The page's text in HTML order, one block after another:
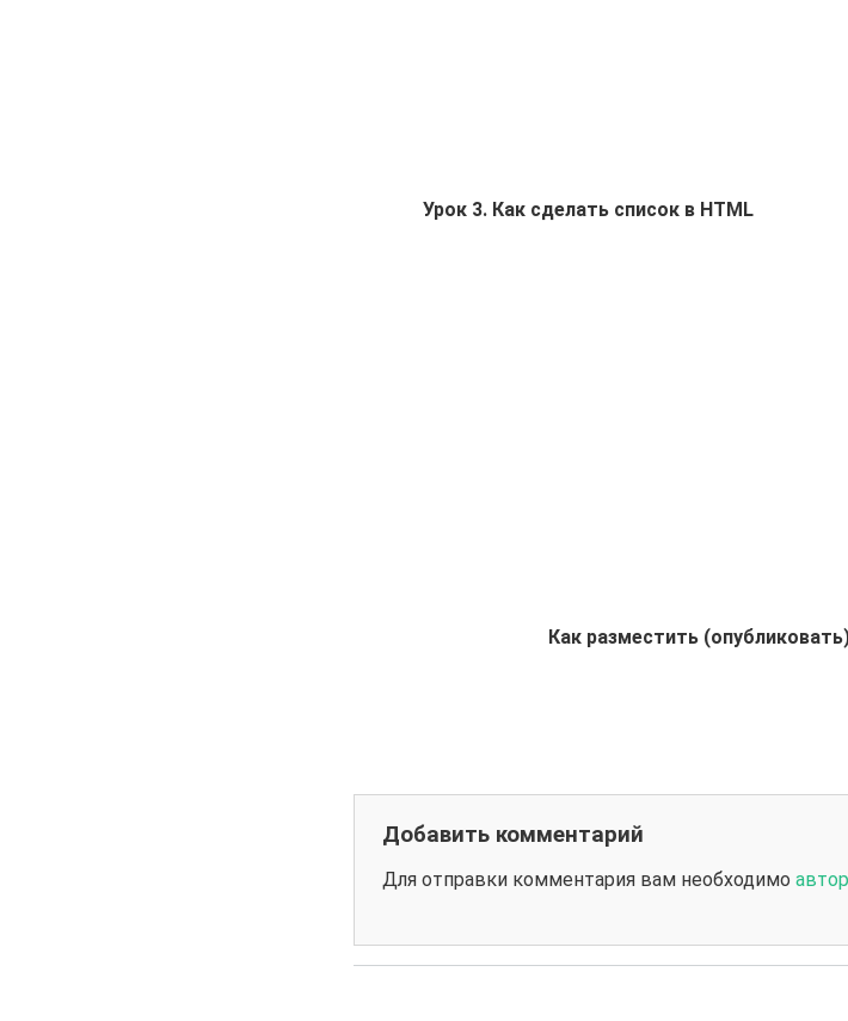
Урок 3. Как сделать список в HTML
Как разместить
Добавить комментарий
Для отправки комментария вам необходимо